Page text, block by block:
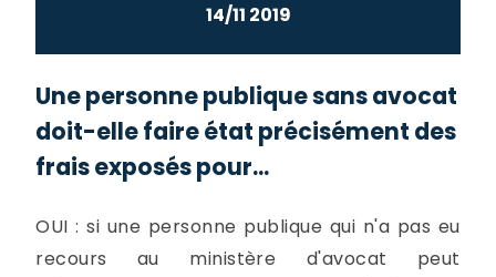
14/11 2019
Une personne publique sans avocat
doit-elle faire état précisément des
frais exposés pour...
OUI : si une personne publique qui n'a pas eu
recours au ministère d'avocat peut